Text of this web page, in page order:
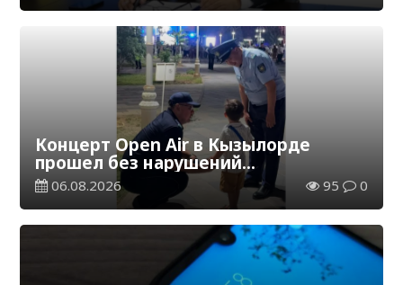
Концерт Open Air в Кызылорде
прошел без нарушений
общественного порядка
06.08.2026 95 0